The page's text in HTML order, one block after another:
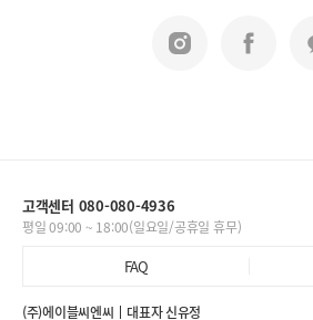
고객센터 080-080-4936
평일 09:00 ~ 18:00(일요일/공휴일 휴무)
FAQ
(주)에이블씨엔씨 대표자 신유정